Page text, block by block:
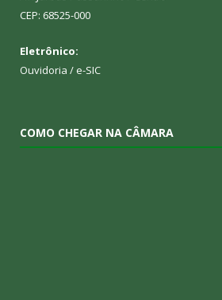
CEP: 68525-000
Eletrônico:
Ouvidoria / e-SIC
COMO CHEGAR NA CÂMARA